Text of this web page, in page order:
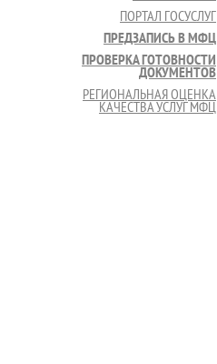
ПОРТАЛ ГОСУСЛУГ
ПРЕДЗАПИСЬ В МФЦ
ПРОВЕРКА ГОТОВНОСТИ
ДОКУМЕНТОВ
РЕГИОНАЛЬНАЯ ОЦЕНКА
КАЧЕСТВА УСЛУГ МФЦ